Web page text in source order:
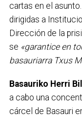
cartas en el
dirigidas a
Dirección de la
se «garantice en
basauriarra Txus
Basauriko Herri
a cabo una
cárcel de Basauri